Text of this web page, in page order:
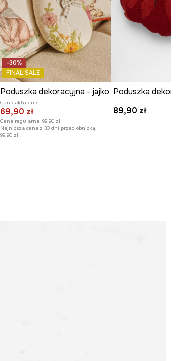
-30%
FINAL SALE
Poduszka dekoracyjna - jajko
Cena aktualna:
69,90 zł
Cena regularna: 99,90 zł
Najniższa cena z 30 dni przed obniżką:
99,90 zł
89,90 zł